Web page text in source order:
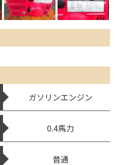
ガソリンエンジン
0.4馬力
普通